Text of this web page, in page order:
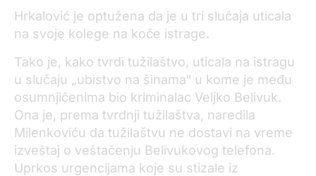
Hrkalović je optužena da je u tri slučaja uticala
na svoje kolege na koče istrage.
Tako je, kako tvrdi tužilaštvo, uticala na istragu
u slučaju „ubistvo na šinama“ u kome je među
osumnjičenima bio kriminalac Veljko Belivuk.
Ona je, prema tvrdnji tužilaštva, naredila
Milenkoviću da tužilaštvu ne dostavi na vreme
izveštaj o veštačenju Belivukovog telefona.
Uprkos urgencijama koje su stizale iz